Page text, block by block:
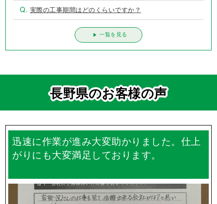
Q. 実際の工事期間はどのくらいですか？
一覧を見る
長野県のお客様の声
迅速に作業が進み大変助かりました。仕上
がりにも大変満足しております。